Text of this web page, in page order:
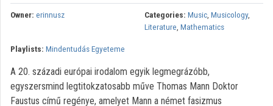
Contributors
Owner: erinnusz Categories: Music, Musicology,
Literature, Mathematics
Playlists: Mindentudás Egyeteme
A 20. századi európai irodalom egyik legmegrázóbb,
egyszersmind legtitokzatosabb műve Thomas Mann Doktor
Faustus című regénye, amelyet Mann a német fasizmus